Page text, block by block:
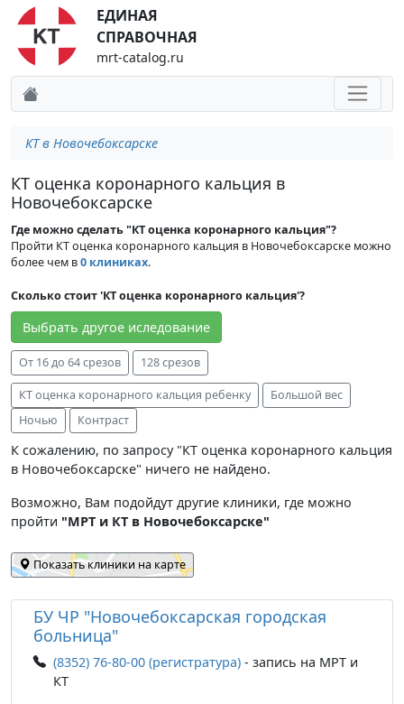
ЕДИНАЯ
СПРАВОЧНАЯ
mrt-catalog.ru
КТ в Новочебоксарске
КТ оценка коронарного кальция в
Новочебоксарске
Где можно сделать "КТ оценка коронарного кальция"?
Пройти КТ оценка коронарного кальция в Новочебоксарске можно
более чем в0 клиниках.
Сколько стоит 'КТ оценка коронарного кальция'?
Выбрать другое иследование
От 16 до 64 срезов 128 срезов
КТ оценка коронарного кальция ребенку
Большой вес
Ночью
Контраст
К сожалению, по запросу "КТ оценка коронарного кальция
в Новочебоксарске" ничего не найдено.
Возможно, Вам подойдут другие клиники, где можно
пройти "МРТ и КТ в Новочебоксарске"
Показать клиники на карте
БУ ЧР "Новочебоксарская городская
больница"
(8352) 76-80-00 (регистратура) - запись на МРТ и
КТ